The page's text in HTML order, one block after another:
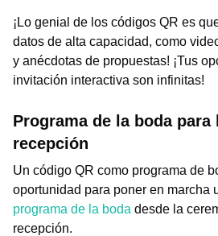
¡Lo genial de los códigos QR es
datos de alta capacidad, como
y anécdotas de propuestas! ¡Tus
invitación interactiva son infinitas!
Programa de la boda
recepción
Un código QR como programa de
oportunidad para poner en marcha
programa de la boda desde la
recepción.